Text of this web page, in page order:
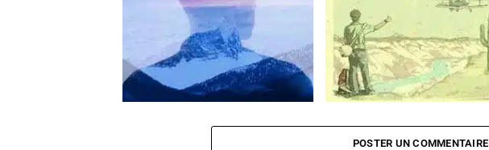
POSTER UN COMMENTAIRE